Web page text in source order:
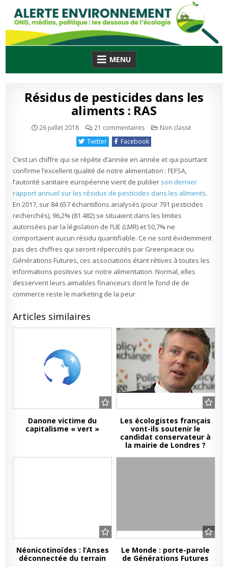
content
MENU
Résidus de pesticides dans les
aliments : RAS
26 juillet 2018 21 commentairessur
de
pesticides
les
aliments
:
RAS
Publié
Non classé
Twitter
Facebook
C’est un chiffre qui se répète d’année en année et qui pourtant
confirme l’excellent qualité de notre alimentation : l’EFSA,
l’autorité sanitaire européenne vient de publier son dernier
rapport annuel sur les résidus de pesticides dans les aliments.
En 2017, sur 84 657 échantillons analysés (pour 791 pesticides
recherchés), 96,2% (81 482) se situaient dans les limites
autorisées par la législation de l’UE (LMR) et 50,7% ne
comportaient aucun résidu quantifiable. Ce ne sont évidemment
pas des chiffres qui seront répercutés par Greenpeace ou
Générations Futures, ces associations étant rétives à toutes les
informations positives sur notre alimentation. Normal, elles
desservent leurs aimables financeurs dont le fond de de
commerce reste le marketing de la peur.
Articles similaires
Danone victime du
capitalisme « vert »
Les écologistes français
vont-ils soutenir le
candidat conservateur à
la mairie de Londres ?
Néonicotinoïdes : l’Anses
déconnectée du terrain
Le Monde : porte-parole
de Générations Futures